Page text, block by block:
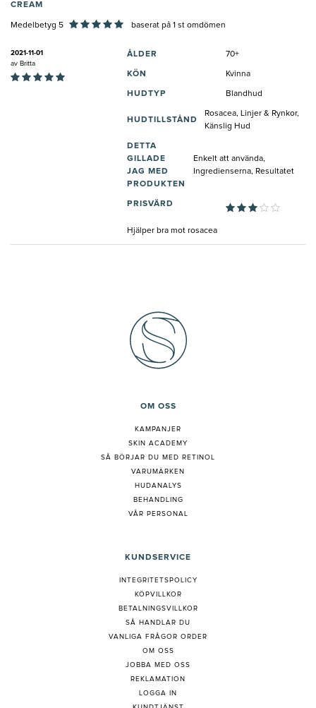
CREAM
Medelbetyg 5 baserat på 1 st omdömen
2021-11-01
av Britta
ÅLDER 70+
KÖN Kvinna
HUDTYP Blandhud
HUDTILLSTÅND
Rosacea, Linjer & Rynkor,
Känslig Hud
DETTA
GILLADE
JAG MED
PRODUKTEN
Enkelt att använda,
Ingredienserna, Resultatet
PRISVÄRD
Hjälper bra mot rosacea
OM OSS
KAMPANJER
SKIN ACADEMY
SÅ BÖRJAR DU MED RETINOL
VARUMÄRKEN
HUDANALYS
BEHANDLING
VÅR PERSONAL
KUNDSERVICE
INTEGRITETSPOLICY
KÖPVILLKOR
BETALNINGSVILLKOR
SÅ HANDLAR DU
VANLIGA FRÅGOR ORDER
OM OSS
JOBBA MED OSS
REKLAMATION
LOGGA IN